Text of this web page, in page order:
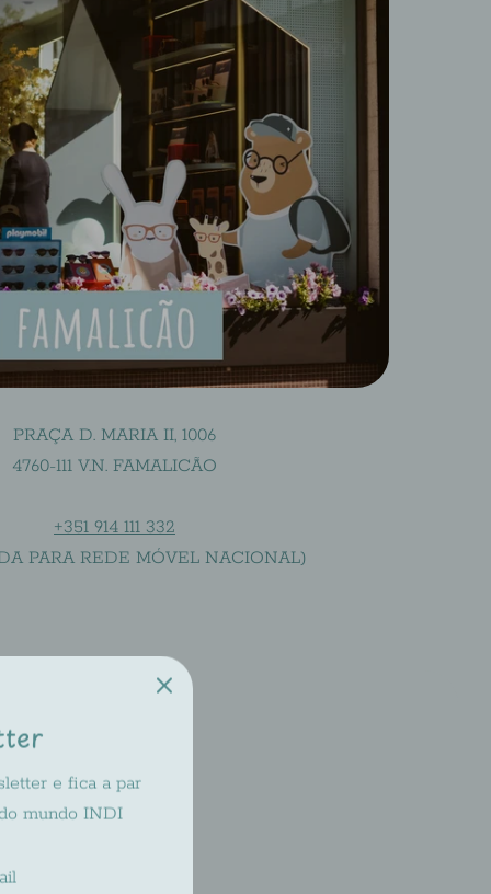
PRAÇA D. MARIA II, 1006
4760-111 V.N. FAMALICÃO
+351 914 111 332
PARA REDE MÓVEL NACIONAL)
e fica a par
mundo INDI